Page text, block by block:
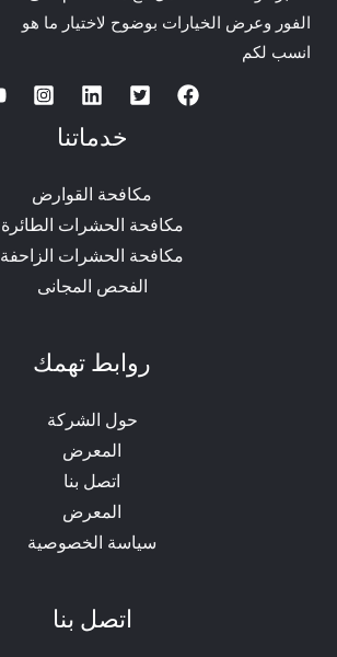
الفور وعرض الخيارات بوضوح لاختيار ما هو
انسب لكم
خدماتنا
مكافحة القوارض
مكافحة الحشرات الطائرة
مكافحة الحشرات الزاحفة
الفحص المجانى
روابط تهمك
حول الشركة
المعرض
اتصل بنا
المعرض
سياسة الخصوصية
اتصل بنا